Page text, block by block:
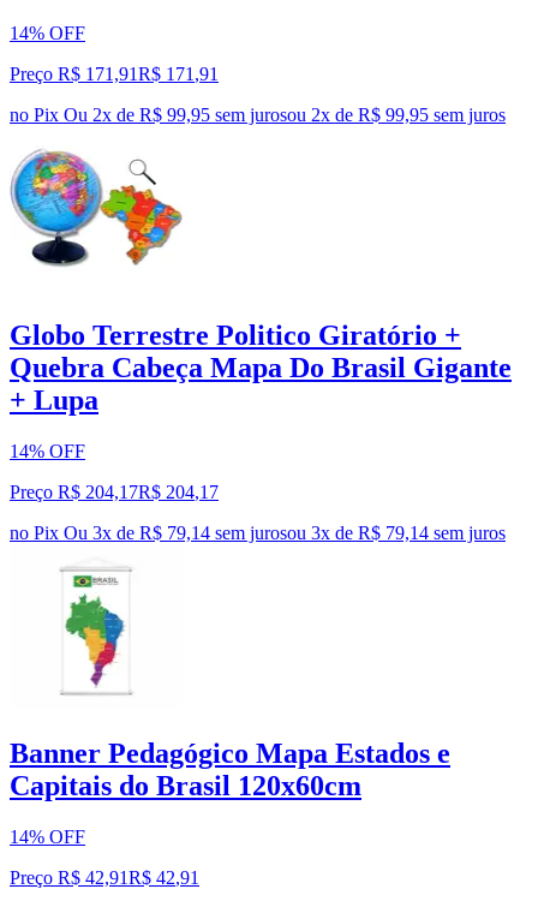
14% OFF
Preço R$ 171,91R$ 171,91
no Pix Ou 2x de R$ 99,95 sem jurosou 2x de R$ 99,95 sem juros
Globo Terrestre Politico Giratório +
Quebra Cabeça Mapa Do Brasil Gigante
+ Lupa
14% OFF
Preço R$ 204,17R$ 204,17
no Pix Ou 3x de R$ 79,14 sem jurosou 3x de R$ 79,14 sem juros
Banner Pedagógico Mapa Estados e
Capitais do Brasil 120x60cm
14% OFF
Preço R$ 42,91R$ 42,91